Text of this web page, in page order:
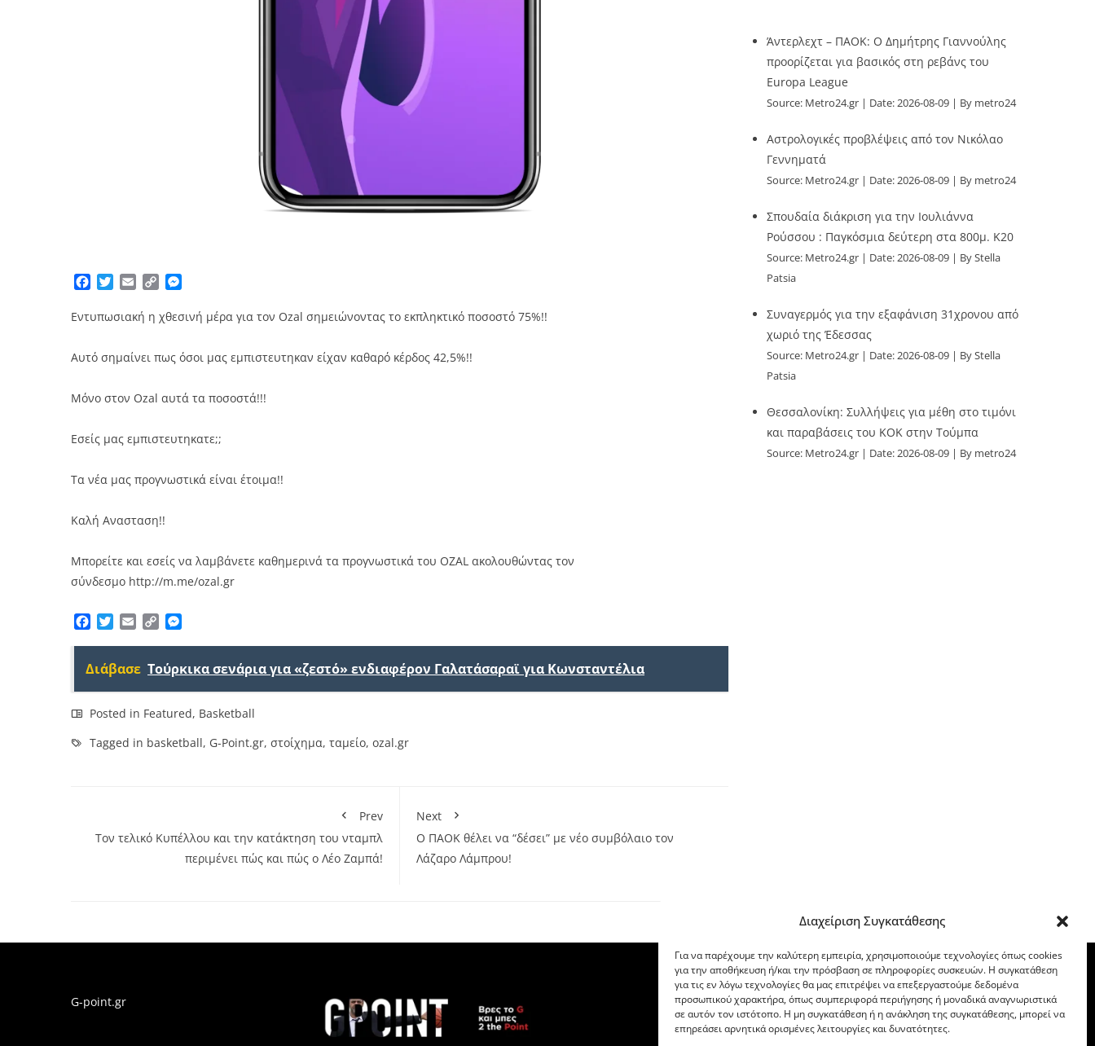
Διαχείριση Συγκατάθεσης
Για να παρέχουμε την καλύτερη εμπειρία, χρησιμοποιούμε τεχνολογίες όπως cookies
για την αποθήκευση ή/και την πρόσβαση σε πληροφορίες συσκευών. Η συγκατάθεση
για τις εν λόγω τεχνολογίες θα μας επιτρέψει να επεξεργαστούμε δεδομένα
προσωπικού χαρακτήρα, όπως συμπεριφορά περιήγησης ή μοναδικά αναγνωριστικά
σε αυτόν τον ιστότοπο. Η μη συγκατάθεση ή η ανάκληση της συγκατάθεσης, μπορεί να
επηρεάσει αρνητικά ορισμένες λειτουργίες και δυνατότητες.
Facebook
TwitterEmailCopy
Εντυπωσιακή η χθεσινή μέρα για τον Ozal σημειώνοντας το εκπληκτικό ποσοστό 75%!!
Αυτό σημαίνει πως όσοι μας εμπιστευτηκαν είχαν καθαρό κέρδος 42,5%!!
Μόνο στον Ozal αυτά τα ποσοστά!!!
Εσείς μας εμπιστευτηκατε;;
Τα νέα μας προγνωστικά είναι έτοιμα!!
Καλή Ανασταση!!
Μπορείτε και εσείς να λαμβάνετε καθημερινά τα προγνωστικά του OZAL ακολουθώντας τον
σύνδεσμο http://m.me/ozal.gr
Facebook
TwitterEmailCopy
Διάβασε Τούρκικα σενάρια για «ζεστό» ενδιαφέρον Γαλατάσαραϊ για Κωνσταντέλια
Posted in Featured, Basketball
Tagged in basketball, G-Point.gr, στοίχημα, ταμείο, ozal.gr
Prev
Τον τελικό Κυπέλλου και την κατάκτηση του νταμπλ
περιμένει πώς και πώς ο Λέο Ζαμπά!
Next
Ο ΠΑΟΚ θέλει να “δέσει” με νέο συμβόλαιο τον
Λάζαρο Λάμπρου!
Άντερλεχτ – ΠΑΟΚ: Ο Δημήτρης Γιαννούλης
προορίζεται για βασικός στη ρεβάνς του
Europa League
Source: Metro24.gr Date: 2026-08-09 By metro24
Αστρολογικές προβλέψεις από τον Νικόλαο
Γεννηματά
Source: Metro24.gr Date: 2026-08-09 By metro24
Σπουδαία διάκριση για την Ιουλιάννα
Ρούσσου : Παγκόσμια δεύτερη στα 800μ. Κ20
Source: Metro24.gr Date: 2026-08-09
By Stella
Patsia
Συναγερμός για την εξαφάνιση 31χρονου από
χωριό της Έδεσσας
Source: Metro24.gr Date: 2026-08-09
By Stella
Patsia
Θεσσαλονίκη: Συλλήψεις για μέθη στο τιμόνι
και παραβάσεις του ΚΟΚ στην Τούμπα
Source: Metro24.gr Date: 2026-08-09 By metro24
G-point.gr